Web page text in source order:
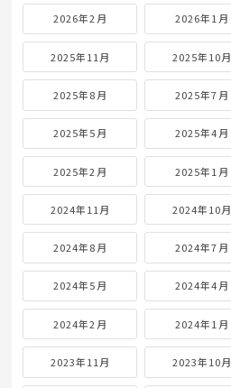
2026年2月 2026年1月
2025年11月 2025年10月
2025年8月 2025年7月
2025年5月 2025年4月
2025年2月 2025年1月
2024年11月 2024年10月
2024年8月 2024年7月
2024年5月 2024年4月
2024年2月 2024年1月
2023年11月 2023年10月